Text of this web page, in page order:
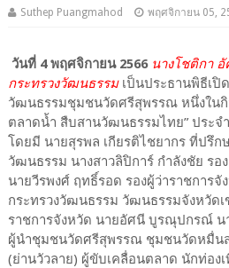
Suthep Puangmahod พฤศจิกายน 05,
วันที่ 4 พฤศจิกายน 2566 นางโชติกา
กระทรวงวัฒนธรรมเป็นประธานพิธีเปิ
วัฒนธรรมชุมชนวัดศรีสุพรรณ หนึ่งในกิ
ตลาดน้ำ สืบสานวัฒนธรรมไทย” ประจ
โดยมี นายสุรพล เกียรติไชยากร ที่ปรึก
วัฒนธรรม นางสาวลิปิการ์ กำลังชัย ร
นายวีรพงศ์ ฤทธิ์รอด รองผู้ว่าราชการจั
กระทรวงวัฒนธรรม วัฒนธรรมจังหวัด
ราชการจังหวัด นายอัศนี บูรณุปกรณ์ น
ผู้นำชุมชนวัดศรีสุพรรณ ชุมชนวัดหมื่น
(ย่านวัวลาย) ผู้ขับเคลื่อนตลาด นักท่อง